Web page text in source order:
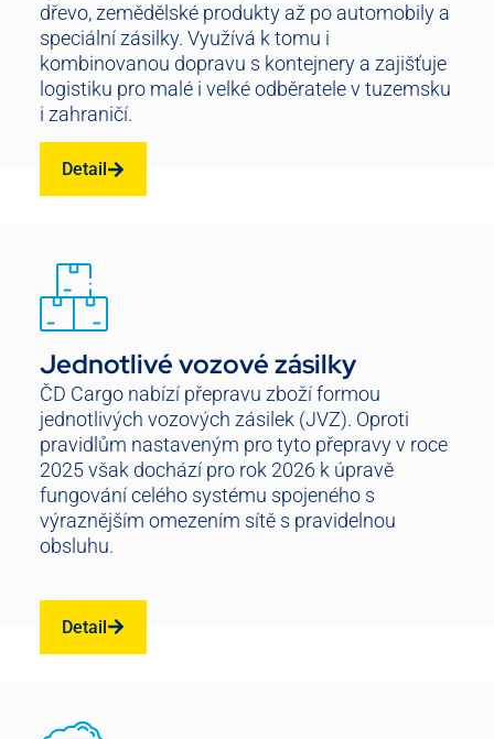
dřevo, zemědělské produkty až po automobily a
speciální zásilky. Využívá k tomu i
kombinovanou dopravu s kontejnery a zajišťuje
logistiku pro malé i velké odběratele v tuzemsku
i zahraničí.
Detail
Jednotlivé vozové zásilky
ČD Cargo nabízí přepravu zboží formou
jednotlivých vozových zásilek (JVZ). Oproti
pravidlům nastaveným pro tyto přepravy v roce
2025 však dochází pro rok 2026 k úpravě
fungování celého systému spojeného s
výraznějším omezením sítě s pravidelnou
obsluhu.
Detail